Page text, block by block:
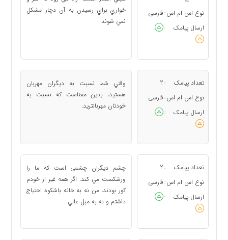
نوع اس ام اس : فارسی
ارسال پیامک
:
خواري براي رسيدن به آن دچار مشكل
نمي شوند
تعداد پیامک :
2
نوع اس ام اس : فارسی
ارسال پیامک
:
وقتي شما نسبت به ديگران مهربان
هستيد، بدين معناست كه نسبت به
خودتان مهربانتريد.
تعداد پیامک :
2
نوع اس ام اس : فارسی
ارسال پیامک
:
چشم ديگران چشمي است كه ما را
ورشكست مي كند. اگر همه غير از خودم
كور بودند، من نه به خانه باشكوه احتياج
داشتم و نه به مبل عالي.